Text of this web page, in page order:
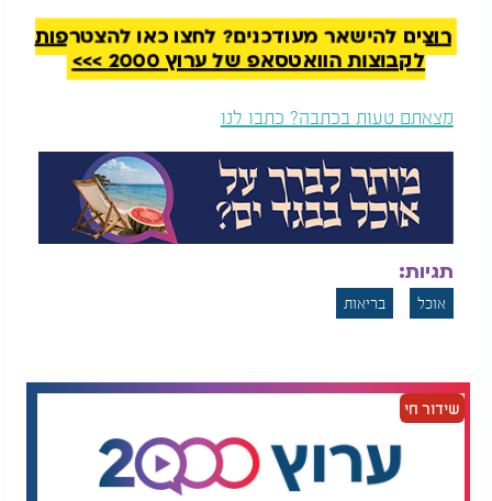
ולא נשכח את האייס קפה - אהוב הקיץ. כוס גדולה
עשויה להכיל 350 קלוריות ו-13 כפיות סוכר. גרסה
דיאטטית עם חלב דל שומן מורידה את הערכים לחצי,
אך עדיין מומלץ לשתות במתינות.
חלי ממן, מייסדת רשת תמיכה לאורח חיים בריא, אמרה
לישראל היום: "קפה יכול להיות חלק מתפריט בריא אם
מקפידים על איזון. העדיפו חלב דל שומן או חלב סויה,
ואל תתפתו לסירופים, קצפת וסוכר מיותר. לפעמים
ההבדל בין פינוק קטן למשולשפיצה- הוא רק בכוס
הקפה שלכם".
רוצים להישאר מעודכנים? לחצו כאן להצטרפות
לקבוצות הוואטסאפ של ערוץ 2000 >>>
מצאתם טעות בכתבה? כתבו לנו
תגיות:
אוכל בריאות
שידור חי